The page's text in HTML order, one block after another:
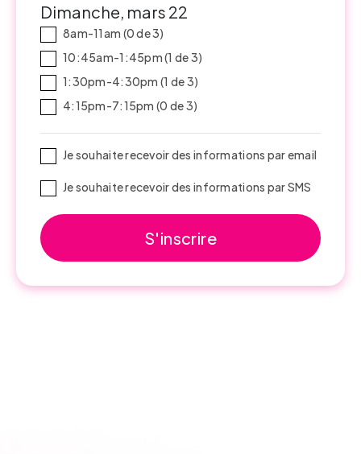
Dimanche, mars 22
8am-11am (0 de 3)
10:45am-1:45pm (1 de 3)
1:30pm-4:30pm (1 de 3)
4:15pm-7:15pm (0 de 3)
Je souhaite recevoir des informations par email
Je souhaite recevoir des informations par SMS